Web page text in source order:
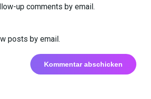
up comments by email.
posts by email.